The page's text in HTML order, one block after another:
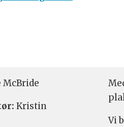
McBride
Kristin
Vi